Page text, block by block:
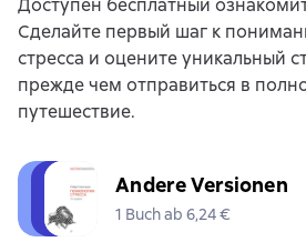
Доступен бесплатный
Сделайте первый шаг к
стресса и оцените уникальный
прежде чем отправиться в
путешествие.
Andere Versionen
1 Buch ab 6,24 €